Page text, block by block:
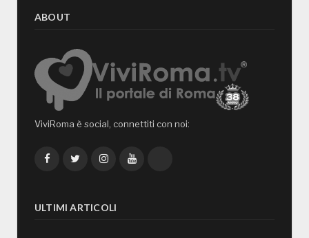
ABOUT
ViviRoma è social, connettiti con noi:
FacebookTwitterInstagramYouTube
ULTIMI ARTICOLI